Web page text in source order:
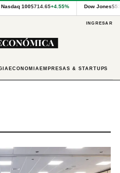
Nasdaq 100$714.65+4.55% Dow Jones
INGRESAR
ECONOMÍA EMPRESAS & STARTUPS